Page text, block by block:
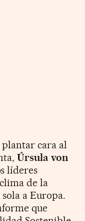
plantar cara al
Úrsula von
líderes
de la
a Europa.
que